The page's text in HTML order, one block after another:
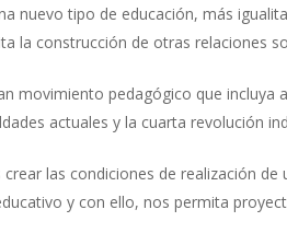
nuevo tipo de educación, más
la construcción de otras relaciones
movimiento pedagógico que
actuales y la cuarta revolución
las condiciones de realización
y con ello, nos permita